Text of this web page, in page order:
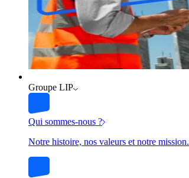
Groupe LIP
Qui sommes-nous ?
Notre histoire, nos valeurs et notre mission.